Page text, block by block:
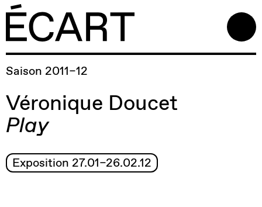
Saison 2011–12
Véronique Doucet
Play
Exposition 27.01–26.02.12